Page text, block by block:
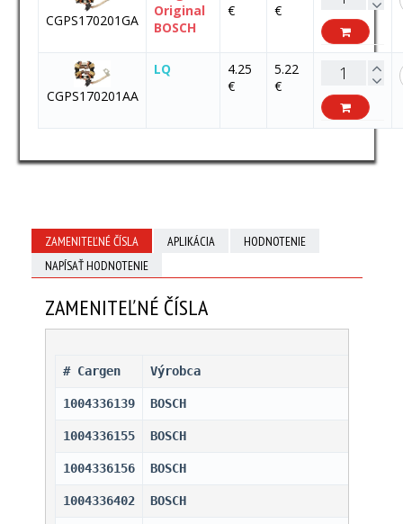
CGPS170201GA
Original
BOSCH
€
€
CGPS170201AA
LQ
4.25
€
5.22
€
ZAMENITEĽNÉ ČÍSLA APLIKÁCIA
HODNOTENIE
NAPÍSAŤ HODNOTENIE
ZAMENITEĽNÉ ČÍSLA
# Cargen Výrobca
1004336139 BOSCH
1004336155 BOSCH
1004336156 BOSCH
1004336402 BOSCH